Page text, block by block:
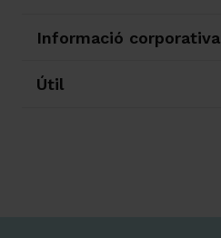
Informació corporativa
Útil